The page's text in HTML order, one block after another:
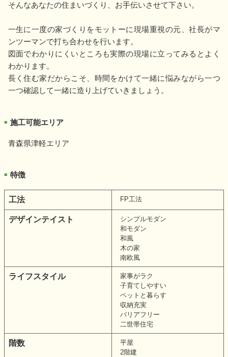
そんなあなたの住まいづくり、お手伝いさせて下さい。
一生に一度の家づくりをモットーに現場重視の元、社長がマ
ンツーマンで打ち合わせを行います。
図面でわかりにくいところも実際の現場に立ってみるとよく
わかります。
長く住む家だからこそ、時間をかけて一緒に悩みながら一つ
一つ確認して一緒に造り上げていきましょう。
■ 施工可能エリア
青森県津軽エリア
■ 特徴
工法 FP工法
デザインテイスト
シンプルモダン
和モダン
和風
木の家
南欧風
ライフスタイル
家事がラク
子育てしやすい
ペットと暮らす
収納充実
バリアフリー
二世帯住宅
階数
平屋
2階建